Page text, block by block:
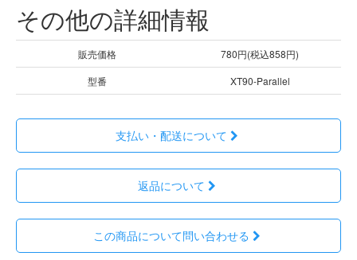
その他の詳細情報
販売価格
780円(税込858円)
型番
XT90-Parallel
支払い・配送について
返品について
この商品について問い合わせる